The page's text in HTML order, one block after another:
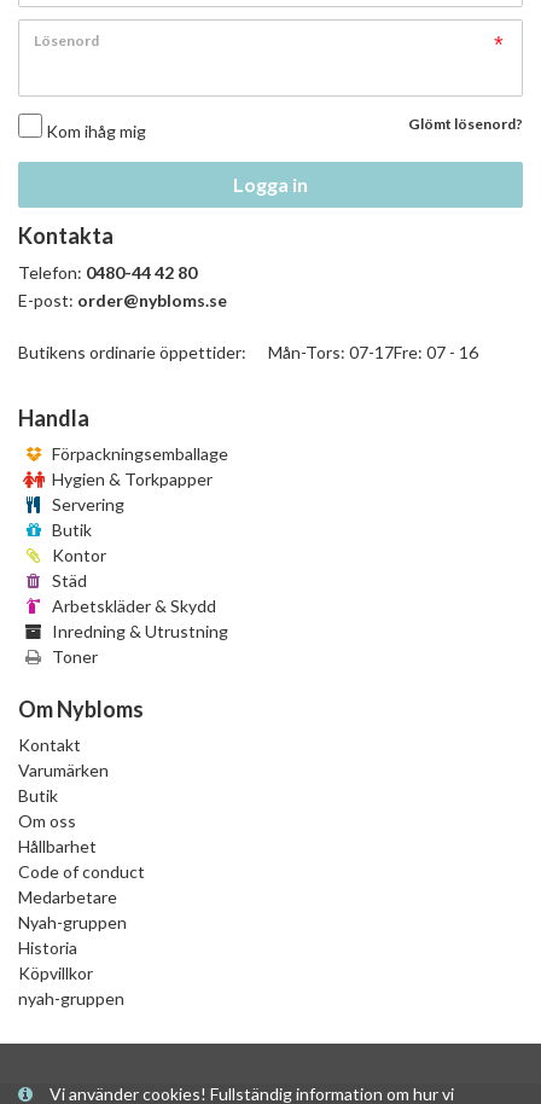
Vi använder cookies! Fullständig information om hur vi
Lösenord
Kom ihåg mig Glömt lösenord?
Logga in
Kontakta
Telefon: 0480-44 42 80
E-post: order@nybloms.se
Butikens ordinarie öppettider: Mån-Tors: 07-17Fre: 07 - 16
Handla
Förpackningsemballage
Hygien & Torkpapper
Servering
Butik
Kontor
Städ
Arbetskläder & Skydd
Inredning & Utrustning
Toner
Om Nybloms
Kontakt
Varumärken
Butik
Om oss
Hållbarhet
Code of conduct
Medarbetare
Nyah-gruppen
Historia
Köpvillkor
nyah-gruppen